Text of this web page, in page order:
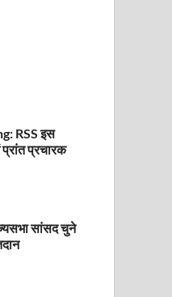
RSS इस
प्रचारक
सांसद चुने